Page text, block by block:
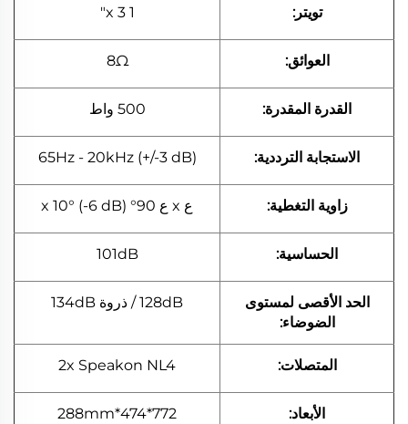
تويتر: 1 x 3"
العوائق: 8Ω
القدرة المقدرة: 500 واط
الاستجابة الترددية: 65Hz - 20kHz (+/-3 dB)
زاوية التغطية: ع x ع 90° x 10° (-6 dB)
الحساسية: 101dB
الحد الأقصى لمستوى
الضوضاء:
128dB / ذروة 134dB
المتصلات: 2x Speakon NL4
الأبعاد: 772*474*288mm